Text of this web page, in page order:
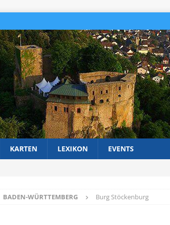
KARTEN LEXIKON EVENTS
BADEN-WÜRTTEMBERG Burg Stöckenburg